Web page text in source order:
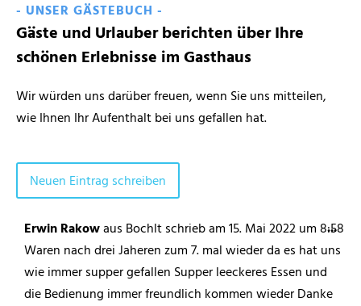
- UNSER GÄSTEBUCH -
Gäste und Urlauber berichten über Ihre
schönen Erlebnisse im Gasthaus
Wir würden uns darüber freuen, wenn Sie uns mitteilen,
wie Ihnen Ihr Aufenthalt bei uns gefallen hat.
Erwin Rakowaus Bochltschrieb am15. Mai 2022um8:58
Waren nach drei Jaheren zum 7. mal wieder da es hat uns
wie immer supper gefallen Supper leeckeres Essen und
die Bedienung immer freundlich kommen wieder Danke
...